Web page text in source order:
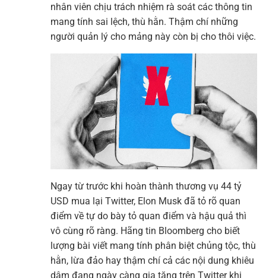
nhân viên chịu trách nhiệm rà soát các thông tin
mang tính sai lệch, thù hằn. Thậm chí những
người quản lý cho mảng này còn bị cho thôi việc.
Ngay từ trước khi hoàn thành thương vụ 44 tỷ
USD mua lại Twitter, Elon Musk đã tỏ rõ quan
điểm về tự do bày tỏ quan điểm và hậu quả thì
vô cùng rõ ràng. Hãng tin Bloomberg cho biết
lượng bài viết mang tính phân biệt chủng tộc, thù
hằn, lừa đảo hay thậm chí cả các nội dung khiêu
dâm đang ngày càng gia tăng trên Twitter khi